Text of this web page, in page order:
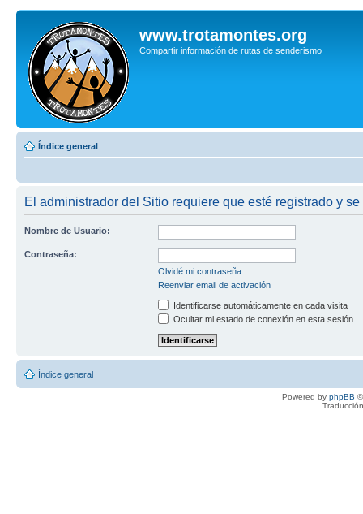
www.trotamontes.org
Compartir información de rutas de senderismo
Índice general
El administrador del Sitio requiere que esté registrado y
Nombre de Usuario:
Contraseña:
Olvidé mi contraseña
Reenviar email de activación
Identificarse automáticamente en cada visita
Ocultar mi estado de conexión en esta sesión
Índice general
Powered by phpBB